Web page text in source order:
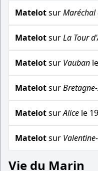
MatelotsurMaréchal
MatelotsurLa Tour
Matelotsur Vauban
Matelotsur
MatelotsurAlice le
Matelotsur
Vie du Marin